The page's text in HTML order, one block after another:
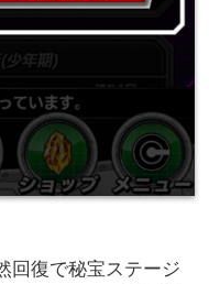
回復で秘宝ステージ